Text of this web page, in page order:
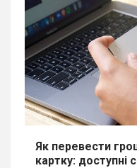
Як перевести
картку: доступні